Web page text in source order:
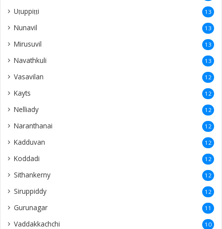
Uṭuppiṭṭi 13
Nunavil 13
Mirusuvil 13
Navathkuli 13
Vasavilan 12
Kayts 12
Nelliady 12
Naranthanai 12
Kadduvan 12
Koddadi 12
Sithankerny 12
Siruppiddy 12
Gurunagar 11
Vaddakkachchi 10